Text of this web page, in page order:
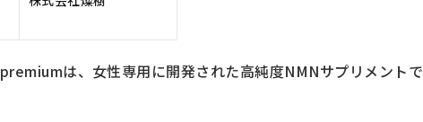
は、女性専用に開発された高純度NMNサプリメントで